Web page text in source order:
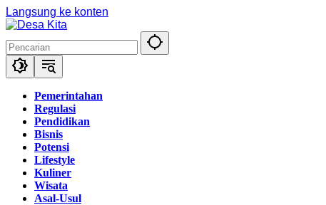
Langsung ke konten
Pemerintahan
Regulasi
Pendidikan
Bisnis
Potensi
Lifestyle
Kuliner
Wisata
Asal-Usul